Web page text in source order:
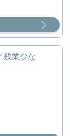
残業少な